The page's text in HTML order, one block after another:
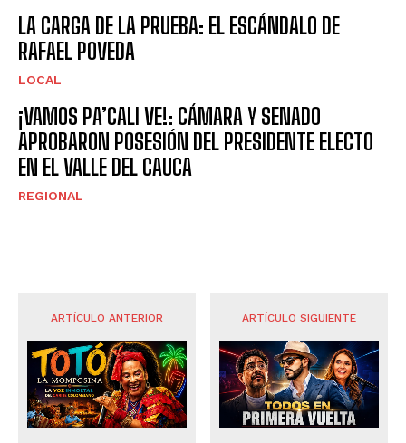
LA CARGA DE LA PRUEBA: EL ESCÁNDALO DE
RAFAEL POVEDA
LOCAL
¡VAMOS PA’CALI VE!: CÁMARA Y SENADO
APROBARON POSESIÓN DEL PRESIDENTE ELECTO
EN EL VALLE DEL CAUCA
REGIONAL
ARTÍCULO ANTERIOR ARTÍCULO SIGUIENTE